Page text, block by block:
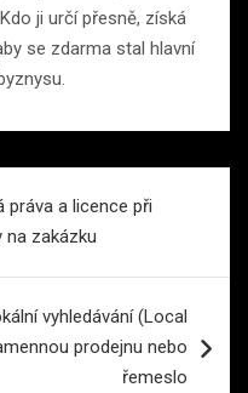
ji určí přesně, získá
se zdarma stal hlavní
práva a licence při
zakázku
vyhledávání (Local
prodejnu nebo
řemeslo